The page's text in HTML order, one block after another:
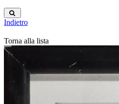
Indietro
Torna alla lista